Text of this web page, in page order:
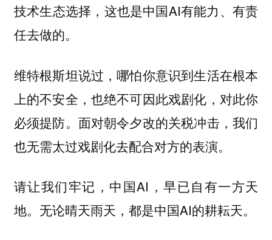
技术生态选择，这也是中国AI有能力、有责
任去做的。
维特根斯坦说过，哪怕你意识到生活在根本
上的不安全，也绝不可因此戏剧化，对此你
必须提防。面对朝令夕改的关税冲击，我们
也无需太过戏剧化去配合对方的表演。
请让我们牢记，中国AI，早已自有一方天
地。无论晴天雨天，都是中国AI的耕耘天。